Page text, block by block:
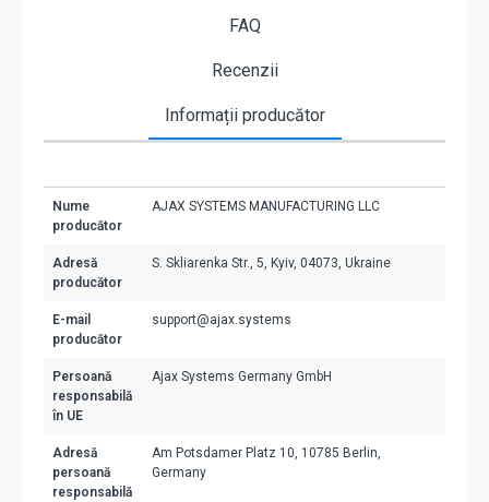
FAQ
Recenzii
Informații producător
Nume
producător
AJAX SYSTEMS MANUFACTURING LLC
Adresă
producător
S. Skliarenka Str., 5, Kyiv, 04073, Ukraine
E-mail
producător
support@ajax.systems
Persoană
responsabilă
în UE
Ajax Systems Germany GmbH
Adresă
persoană
responsabilă
Am Potsdamer Platz 10, 10785 Berlin,
Germany